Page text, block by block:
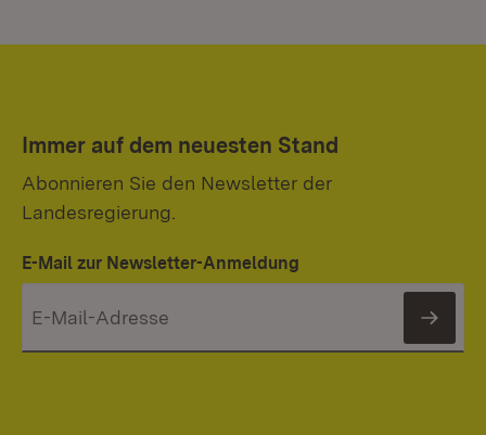
Immer auf dem neuesten Stand
Abonnieren Sie den Newsletter der
Landesregierung.
E-Mail zur Newsletter-Anmeldung